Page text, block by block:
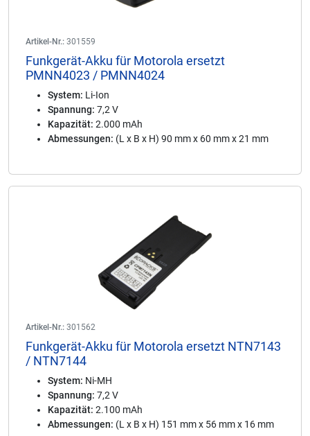
Artikel-Nr.: 301559
Funkgerät-Akku für Motorola ersetzt
PMNN4023 / PMNN4024
System: Li-Ion
Spannung: 7,2 V
Kapazität: 2.000 mAh
Abmessungen: (L x B x H) 90 mm x 60 mm x 21 mm
Artikel-Nr.: 301562
Funkgerät-Akku für Motorola ersetzt NTN7143
/ NTN7144
System: Ni-MH
Spannung: 7,2 V
Kapazität: 2.100 mAh
Abmessungen: (L x B x H) 151 mm x 56 mm x 16 mm